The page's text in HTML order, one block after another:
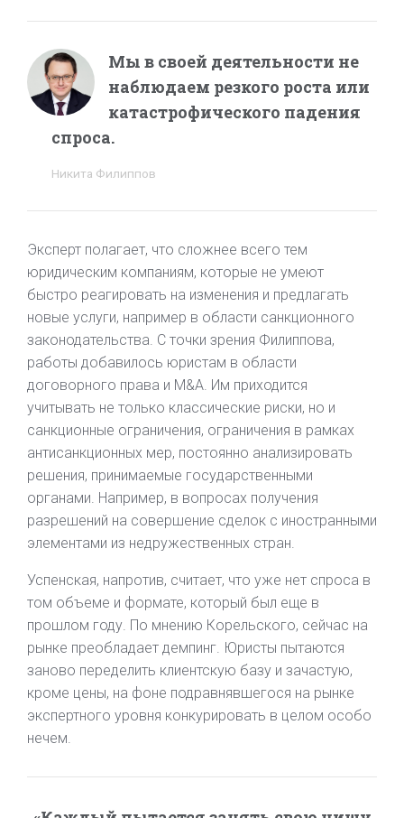
Мы в своей деятельности не
наблюдаем резкого роста или
катастрофического падения
спроса.
Никита Филиппов
Эксперт полагает, что сложнее всего тем
юридическим компаниям, которые не умеют
быстро реагировать на изменения и предлагать
новые услуги, например в области санкционного
законодательства. С точки зрения Филиппова,
работы добавилось юристам в области
договорного права и M&A. Им приходится
учитывать не только классические риски, но и
санкционные ограничения, ограничения в рамках
антисанкционных мер, постоянно анализировать
решения, принимаемые государственными
органами. Например, в вопросах получения
разрешений на совершение сделок с иностранными
элементами из недружественных стран.
Успенская, напротив, считает, что уже нет спроса в
том объеме и формате, который был еще в
прошлом году. По мнению Корельского, сейчас на
рынке преобладает демпинг. Юристы пытаются
заново переделить клиентскую базу и зачастую,
кроме цены, на фоне подравнявшегося на рынке
экспертного уровня конкурировать в целом особо
нечем.